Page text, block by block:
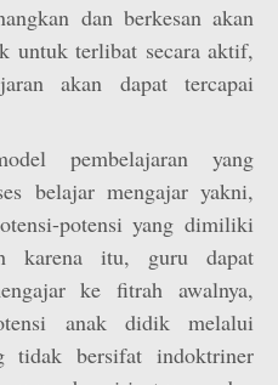
dan berkesan akan
untuk terlibat secara aktif,
akan dapat tercapai
pembelajaran yang
belajar mengajar yakni,
potensi yang dimiliki
karena itu, guru dapat
ke fitrah awalnya,
anak didik melalui
tidak bersifat indoktriner